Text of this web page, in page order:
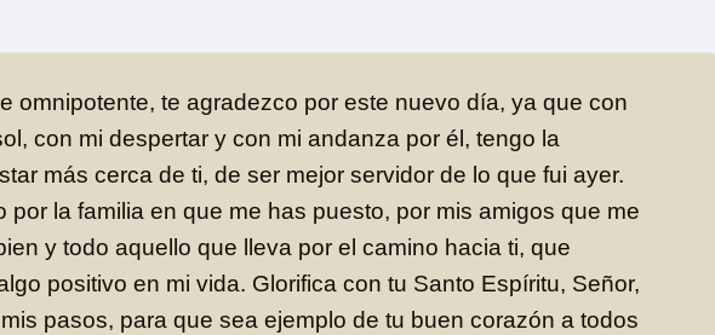
omnipotente, te agradezco por este nuevo día, ya que con
con mi despertar y con mi andanza por él, tengo la
más cerca de ti, de ser mejor servidor de lo que fui ayer.
por la familia en que me has puesto, por mis amigos que me
y todo aquello que lleva por el camino hacia ti, que
positivo en mi vida. Glorifica con tu Santo Espíritu, Señor,
pasos, para que sea ejemplo de tu buen corazón a todos